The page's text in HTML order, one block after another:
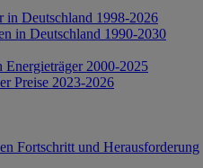
in Deutschland 1998-2026
in Deutschland 1990-2030
Energieträger 2000-2025
Preise 2023-2026
Fortschritt und Herausforderung